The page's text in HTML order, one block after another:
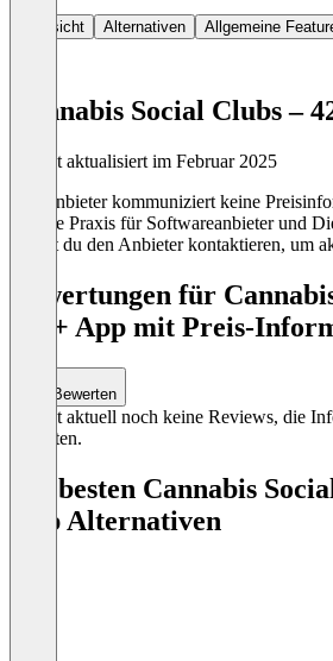
Übersicht Alternativen Allgemeine
Cannabis Social Clubs –
Zuletzt aktualisiert im Februar 2025
Der Anbieter kommuniziert keine
übliche Praxis für Softwareanbieter und
kannst du den Anbieter kontaktieren, um
Bewertungen für
420+ App mit Preis-
Bewerten
Es gibt aktuell noch keine Reviews, die
enthalten.
Die besten Cannabis
App Alternativen